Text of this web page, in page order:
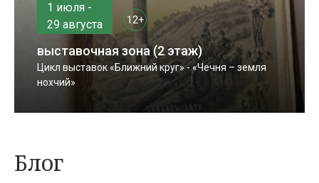
1 июля -
29 августа
12+
выставочная зона (2 этаж)
Цикл выставок «Ближний круг» - «Чечня – земля
нохчий»
Блог